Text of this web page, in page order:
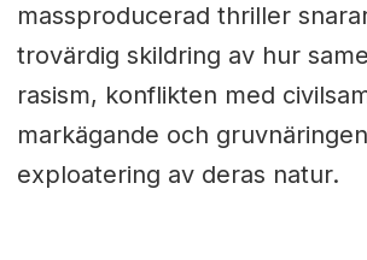
massproducerad thriller
trovärdig skildring av hur
rasism, konflikten med
markägande och
exploatering av deras natur.